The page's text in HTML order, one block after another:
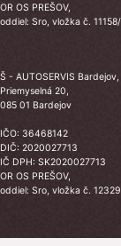
OR OS PREŠOV,
oddiel: Sro, vložka č.
Š - AUTOSERVIS Bardejov,
Priemyselná 20,
085 01 Bardejov
IČO: 36468142
DIČ: 2020027713
IČ DPH: SK2020027713
OR OS PREŠOV,
oddiel: Sro, vložka č.